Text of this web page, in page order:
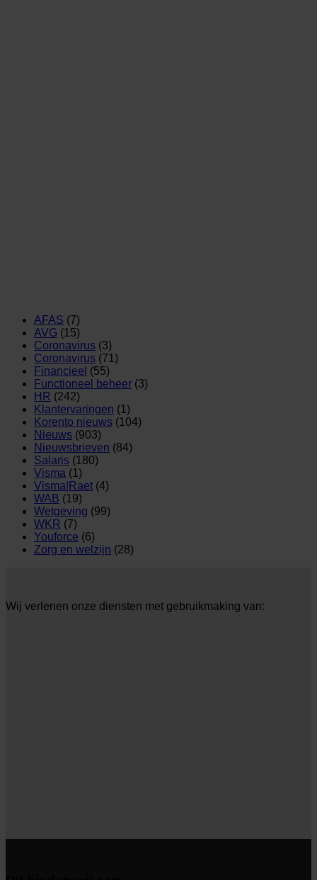
AFAS (7)
AVG (15)
Coronavirus (3)
Coronavirus (71)
Financieel (55)
Functioneel beheer (3)
HR (242)
Klantervaringen (1)
Korento nieuws (104)
Nieuws (903)
Nieuwsbrieven (84)
Salaris (180)
Visma (1)
Visma|Raet (4)
WAB (19)
Wetgeving (99)
WKR (7)
Youforce (6)
Zorg en welzijn (28)
Wij verlenen onze diensten met gebruikmaking van: